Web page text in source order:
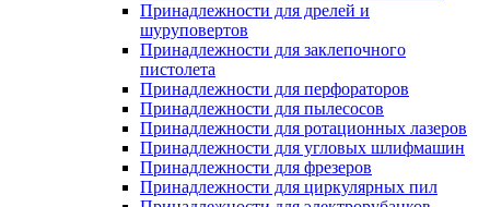
Принадлежности для дрелей и
шуруповертов
Принадлежности для заклепочного
пистолета
Принадлежности для перфораторов
Принадлежности для пылесосов
Принадлежности для ротационных лазеров
Принадлежности для угловых шлифмашин
Принадлежности для фрезеров
Принадлежности для циркулярных пил